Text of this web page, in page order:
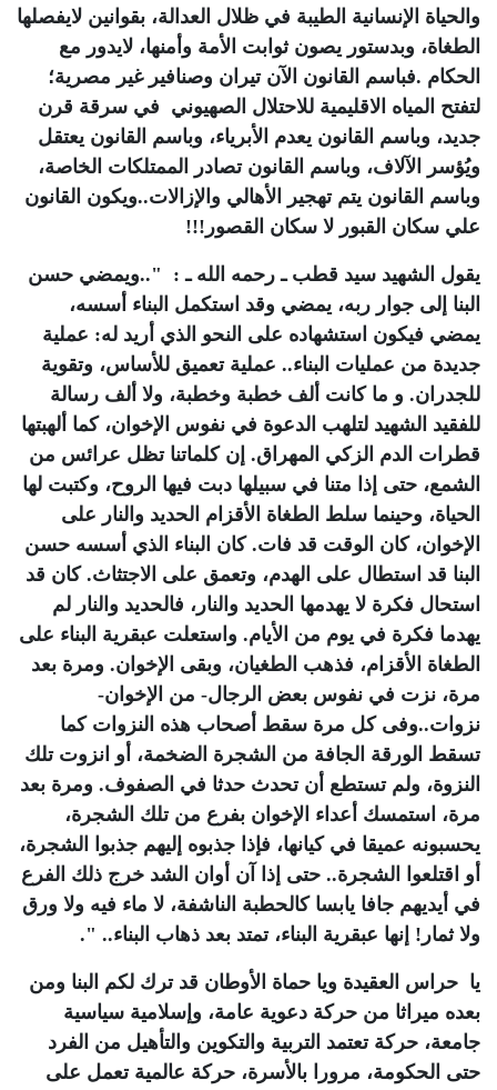
والحياة الإنسانية الطيبة في ظلال العدالة، بقوانين لايفصلها
الطغاة، وبدستور يصون ثوابت الأمة وأمنها، لايدور مع
الحكام .فباسم القانون الآن تيران وصنافير غير مصرية؛
لتفتح المياه الاقليمية للاحتلال الصهيوني في سرقة قرن
جديد، وباسم القانون يعدم الأبرياء، وباسم القانون يعتقل
ويُؤسر الآلاف، وباسم القانون تصادر الممتلكات الخاصة،
وباسم القانون يتم تهجير الأهالي والإزالات..ويكون القانون
علي سكان القبور لا سكان القصور!!!
يقول الشهيد سيد قطب ـ رحمه الله ـ : "..ويمضي حسن
البنا إلى جوار ربه، يمضي وقد استكمل البناء أسسه،
يمضي فيكون استشهاده على النحو الذي أريد له: عملية
جديدة من عمليات البناء.. عملية تعميق للأساس، وتقوية
للجدران. و ما كانت ألف خطبة وخطبة، ولا ألف رسالة
للفقيد الشهيد لتلهب الدعوة في نفوس الإخوان، كما ألهبتها
قطرات الدم الزكي المهراق. إن كلماتنا تظل عرائس من
الشمع، حتى إذا متنا في سبيلها دبت فيها الروح، وكتبت لها
الحياة، وحينما سلط الطغاة الأقزام الحديد والنار على
الإخوان، كان الوقت قد فات. كان البناء الذي أسسه حسن
البنا قد استطال على الهدم، وتعمق على الاجتثاث. كان قد
استحال فكرة لا يهدمها الحديد والنار، فالحديد والنار لم
يهدما فكرة في يوم من الأيام. واستعلت عبقرية البناء على
الطغاة الأقزام، فذهب الطغيان، وبقى الإخوان. ومرة بعد
مرة، نزت في نفوس بعض الرجال- من الإخوان-
نزوات..وفى كل مرة سقط أصحاب هذه النزوات كما
تسقط الورقة الجافة من الشجرة الضخمة، أو انزوت تلك
النزوة، ولم تستطع أن تحدث حدثا في الصفوف. ومرة بعد
مرة، استمسك أعداء الإخوان بفرع من تلك الشجرة،
يحسبونه عميقا في كيانها، فإذا جذبوه إليهم جذبوا الشجرة،
أو اقتلعوا الشجرة.. حتى إذا آن أوان الشد خرج ذلك الفرع
في أيديهم جافا يابسا كالحطبة الناشفة، لا ماء فيه ولا ورق
ولا ثمار! إنها عبقرية البناء، تمتد بعد ذهاب البناء.. ".
يا حراس العقيدة ويا حماة الأوطان قد ترك لكم البنا ومن
بعده ميراثا من حركة دعوية عامة، وإسلامية سياسية
جامعة، حركة تعتمد التربية والتكوين والتأهيل من الفرد
حتى الحكومة، مرورا بالأسرة، حركة عالمية تعمل على